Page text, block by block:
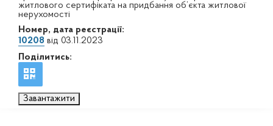
житлового сертифіката на придбання об’єкта житлової
нерухомості
Номер, дата реєстрації:
10208 від 03.11.2023
Поділитись:
Завантажити